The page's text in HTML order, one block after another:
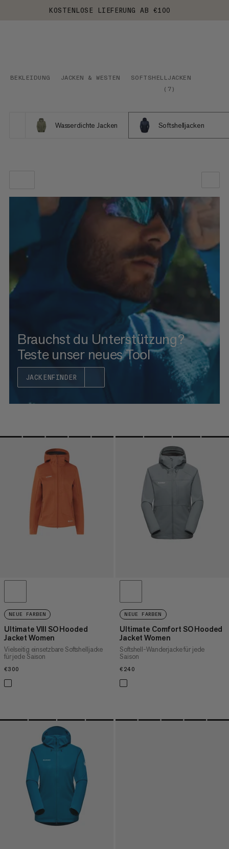
KOSTENLOSE LIEFERUNG AB €100
BEKLEIDUNG JACKEN & WESTEN
SOFTSHELLJACKEN
( 7)
Wasserdichte Jacken Softshelljacken
UNSERE EMPFEHLUNG
NIEDRIGSTER PREIS
HÖCHSTER PREIS
NEUHEITEN
Brauchst du Unterstützung?
Teste unser neues Tool
JACKENFINDER
NEUE FARBEN
Ultimate VIII SO Hooded
Jacket Women
Vielseitig einsetzbare Softshelljacke
für jede Saison
€300
NEUE FARBEN
Ultimate Comfort SO Hooded
Jacket Women
Softshell-Wanderjacke für jede
Saison
€240